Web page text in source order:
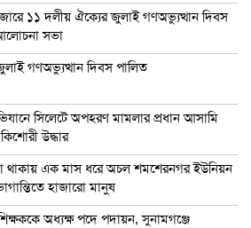
১১ দলীয় ঐক্যের জুলাই গণঅভ্যুত্থান দিবস
সভা
জুলাই গণঅভ্যুত্থান দিবস পালিত
সিলেটে অপহরণ মামলার প্রধান আসামি
উদ্ধার
থাকায় এক মাস ধরে অচল শমশেরনগর ইউনিয়ন
হাজারো মানুষ
অধ্যক্ষ পদে পদায়ন, সুনামগঞ্জে